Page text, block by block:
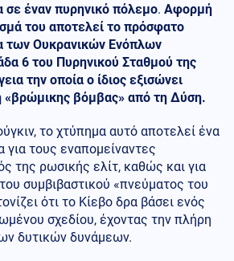
σε έναν πυρηνικό πόλεμο. Αφορμή
του αποτελεί το πρόσφατο
των Ουκρανικών Ενόπλων
6 του Πυρηνικού Σταθμού της
την οποία ο ίδιος εξισώνει
βόμβας» από τη Δύση.
το χτύπημα αυτό αποτελεί ένα
για τους εναπομείναντες
της ρωσικής ελίτ, καθώς και για
συμβιβαστικού «πνεύματος του
ότι το Κίεβο δρα βάσει ενός
σχεδίου, έχοντας την πλήρη
δυτικών δυνάμεων.